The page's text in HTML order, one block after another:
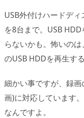
USB外付けハードデ
を8台まで。USB
らないかも。怖いの
のUSB HDDを再生す
細かい事ですが、録
画)に対応しています
なんですよ。